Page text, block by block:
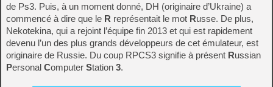
de Ps3. Puis, à un moment donné, DH (originaire d’Ukraine) a
commencé à dire que le R représentait le mot Russe. De plus,
Nekotekina, qui a rejoint l’équipe fin 2013 et qui est rapidement
devenu l’un des plus grands développeurs de cet émulateur, est
originaire de Russie. Du coup RPCS3 signifie à présent Russian
Personal Computer Station 3.